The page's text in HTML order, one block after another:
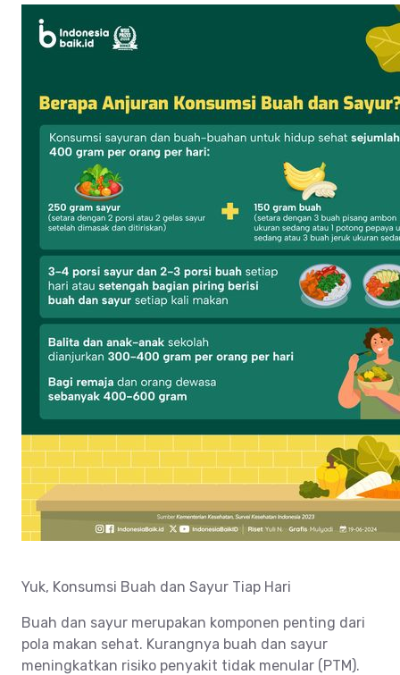
Yuk, Konsumsi Buah dan Sayur Tiap Hari
Buah dan sayur merupakan komponen penting dari
pola makan sehat. Kurangnya buah dan sayur
meningkatkan risiko penyakit tidak menular (PTM).